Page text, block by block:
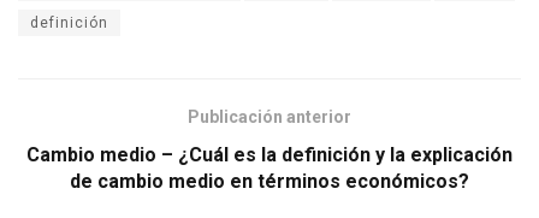
definición
Publicación anterior
Cambio medio – ¿Cuál es la definición y la explicación
de cambio medio en términos económicos?